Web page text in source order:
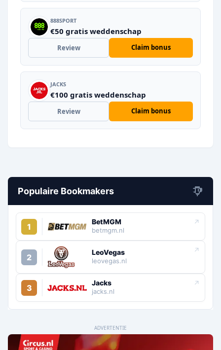
888SPORT
€50 gratis weddenschap
Review Claim bonus
JACKS
€100 gratis weddenschap
Review Claim bonus
Populaire Bookmakers
↗
1 BetMGM
betmgm.nl
↗
2 LeoVegas
leovegas.nl
↗
3 Jacks
jacks.nl
ADVERTENTIE